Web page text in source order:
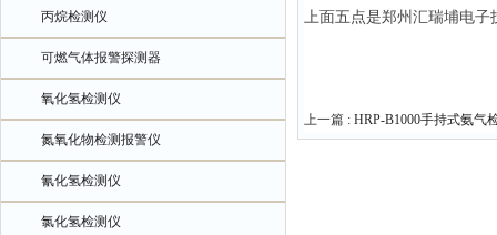
丙烷检测仪
可燃气体报警探测器
氧化氢检测仪
氮氧化物检测报警仪
氰化氢检测仪
氯化氢检测仪
上面五点是郑州汇瑞埔电
上一篇 : HRP-B1000手持式氨气